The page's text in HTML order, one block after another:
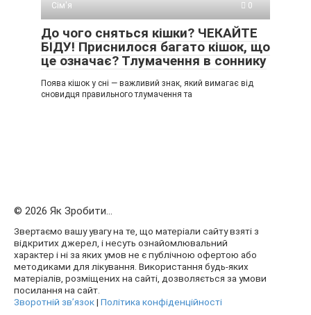
Сім'я
0
До чого сняться кішки? ЧЕКАЙТЕ
БІДУ! Приснилося багато кішок, що
це означає? Тлумачення в соннику
Поява кішок у сні — важливий знак, який вимагає від
сновидця правильного тлумачення та
© 2026 Як Зробити...
Звертаємо вашу увагу на те, що матеріали сайту взяті з
відкритих джерел, і несуть ознайомлювальний
характер і ні за яких умов не є публічною офертою або
методиками для лікування. Використання будь-яких
матеріалів, розміщених на сайті, дозволяється за умови
посилання на сайт.
Зворотній зв’язок| Політика конфіденційності